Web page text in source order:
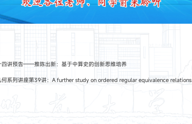
四讲预告——推陈出新：基于中算史的创新思维培养
何系列讲座第39讲：A further study on ordered regular equivalence